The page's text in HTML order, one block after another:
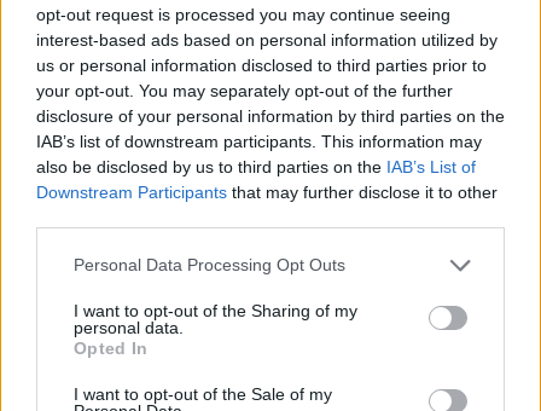
opt-out request is processed you may continue seeing
interest-based ads based on personal information utilized by
us or personal information disclosed to third parties prior to
your opt-out. You may separately opt-out of the further
disclosure of your personal information by third parties on the
IAB’s list of downstream participants. This information may
also be disclosed by us to third parties on the IAB’s List of
Downstream Participants that may further disclose it to other
Please note that this website/app uses one or more Google
not limited to your visit or usage behaviour. You may click to
grant or deny consent to Google and its third-party tags to
use your data for below specified purposes in below Google
consent section.
Personal Data Processing Opt Outs
I want to opt-out of the Sharing of my
personal data.
Opted In
I want to opt-out of the Sale of my
A népzene nem nosztalgia – jubilál a
Folkpark Táncházfesztivál a